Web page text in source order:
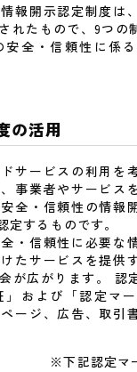
報開示認定制度は
れたもので、9つの
安全・信頼性に係
の活用
サービスの利用を
事業者やサービス
全・信頼性の情報
定するものです。
・信頼性に必要な
たサービスを提供
が広がります。 認
および「認定マ
ージ、広告、取引
※下記認定マ